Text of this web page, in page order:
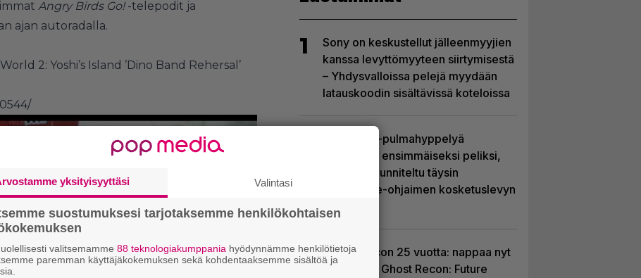
Angry Birds Go!-telepodit ja
ajan autoradalla.
2: Yoshi’s Island ’Dino Band Rehersal’
1
Sony on keskustellut jälleenmyyjien
kanssa levyttömyyteen siirtymisestä
– Yhdysvalloissa pelejä myydään
latauskoodin sisältävissä koteloissa
Uutta PS5-pulmahyppelyä
kuvaillaan ensimmäiseksi peliksi,
joka on suunniteltu täysin
DualSense-ohjaimen kosketuslevyn
3
Ghost Recon 25 vuotta: nappaa nyt
ilmaiseksi Ghost Recon: Future
yksityisyyttäsi Valintasi
suostumuksesi tarjotaksemme henkilökohtaisen
valitsemamme 88 teknologiakumppania hyödynnämme henkilötietoja
paremman käyttäjäkokemuksen sekä kohdentaaksemme sisältöä ja